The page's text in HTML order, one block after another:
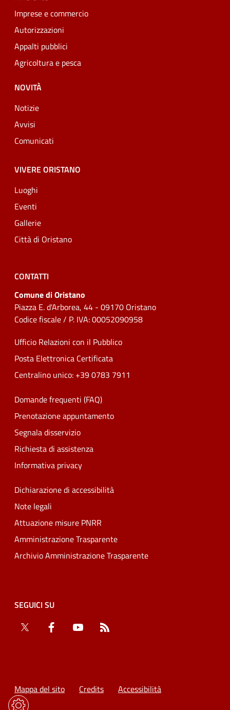
Imprese e commercio
Autorizzazioni
Appalti pubblici
Agricoltura e pesca
NOVITÀ
Notizie
Avvisi
Comunicati
VIVERE ORISTANO
Luoghi
Eventi
Gallerie
Città di Oristano
CONTATTI
Comune di Oristano
Piazza E. d'Arborea, 44 - 09170 Oristano
Codice fiscale / P. IVA: 00052090958
Ufficio Relazioni con il Pubblico
Posta Elettronica Certificata
Centralino unico: +39 0783 7911
Domande frequenti (FAQ)
Prenotazione appuntamento
Segnala disservizio
Richiesta di assistenza
Informativa privacy
Dichiarazione di accessibilità
Note legali
Attuazione misure PNRR
Amministrazione Trasparente
Archivio Amministrazione Trasparente
SEGUICI SU
Twitter
Facebook YouTube
Mappa del sito Credits Accessibilità